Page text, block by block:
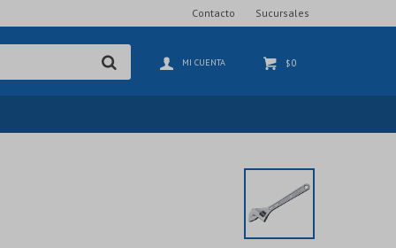
$0
Contacto Sucursales